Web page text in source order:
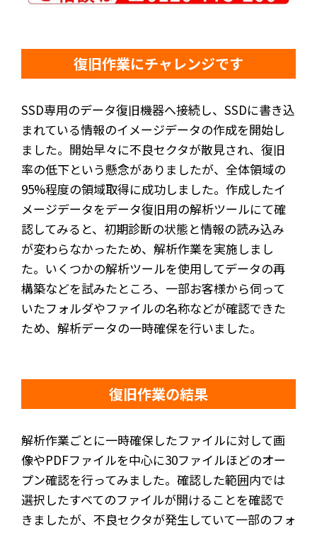
復旧作業にチャレンジです
SSD専用のデータ復旧機器へ接続し、SSDに書き込
まれている情報のイメージデータの作成を開始し
ました。開始早々に不良セクタが散見され、復旧
率の低下という懸念がありましたが、全体領域の
95%程度の領域取得に成功しました。作成したイ
メージデータをデータ復旧用の解析ツールにて確
認してみると、初期診断の状態と情報の読み込み
が変わらなかったため、解析作業を実施しまし
た。いくつかの解析ツールを使用してデータの再
構築などを試みたところ、一部お客様から伺って
いたフォルダやファイルの名称などが確認できた
ため、解析データの一時確保を行いました。
復旧作業の結果
解析作業ごとに一時確保したファイルに対して画
像やPDFファイルを中心に30ファイルほどのオー
プン確認を行ってみました。確認した範囲内では
選択したすべてのファイルが開けることを確認で
きましたが、不良セクタが発生していて一部のフォ